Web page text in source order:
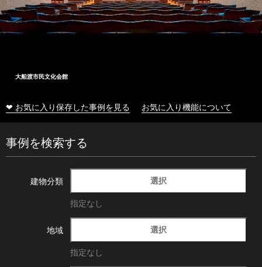
大船渡市民文化会館
❤ お気に入り保存した事例を見る お気に入り機能について
事例を検索する
建物分類 選択
指定なし
地域 選択
指定なし